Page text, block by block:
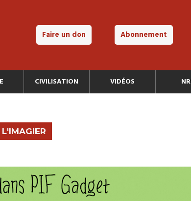
Faire un don Abonnement
CIVILISATION VIDÉOS
L'IMAGIER